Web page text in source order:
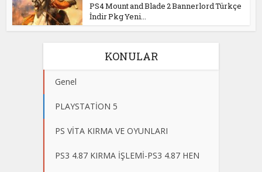
PS4 Mount and Blade 2 Bannerlord Türkçe
İndir Pkg Yeni...
KONULAR
Genel
PLAYSTATİON 5
PS VİTA KIRMA VE OYUNLARI
PS3 4.87 KIRMA İŞLEMİ-PS3 4.87 HEN